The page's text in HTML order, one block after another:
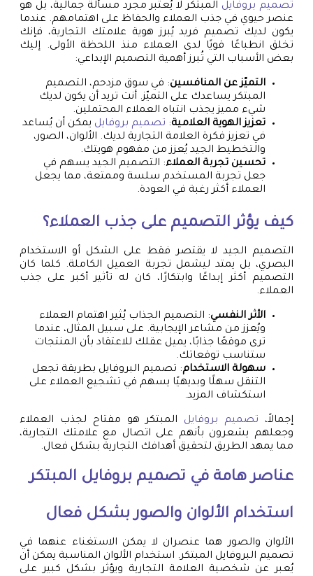
تصميم بروفايل المبتكر لا يُعتبر مجرد مسألة جمالية، بل هو
عنصر حيوي في جذب العملاء والحفاظ على اهتمامهم. عندما
يكون لديك تصميم فريد يُبرز هوية علامتك التجارية، فإنك
تخلق انطباعًا قويًا لدى العملاء منذ اللحظة الأولى. إليك
بعض الأسباب التي تُبرز أهمية التصميم الإبداعي:
التميّز عن المنافسين: في سوق مزدحم، التصميم
المبتكر يساعدك على التميّز. أنت تريد أن يكون لديك
شيء مميز يجذب انتباه العملاء المحتملين.
تعزيز الهوية العلامية: تصميم بروفايل يمكن أن يُساعد
في تعزيز فكرة العلامة التجارية لديك. الألوان، الصور،
والتخطيط الجيد يُعزز من مفهوم هويتك.
تحسين تجربة العملاء: التصميم الجيد يسهم في
جعل تجربة المستخدم سلسة وممتعة، مما يجعل
العملاء أكثر رغبة في العودة.
كيف يؤثر التصميم على جذب العملاء؟
التصميم الجيد لا يقتصر فقط على الشكل أو الاستخدام
البصري، بل يمتد ليشمل تجربة العميل الكاملة. كلما كان
التصميم أكثر إبداعًا وابتكارًا، كان له تأثير أكبر على جذب
العملاء.
الأثر النفسي: التصميم الجذاب يُثير اهتمام العملاء
ويُعزز من مشاعر الإيجابية. على سبيل المثال، عندما
ترى موقعًا جذابًا، يميل عقلك للاعتقاد بأن المنتجات
ستناسب توقعاتك.
سهولة الاستخدام: تصميم البروفايل بطريقة تجعل
التنقل سهلًا وبديهيًا يسهم في تشجيع العملاء على
استكشاف المزيد.
إجمالاً، تصميم بروفايل المبتكر هو مفتاح لجذب العملاء
وجعلهم يشعرون بأنهم على اتصال مع علامتك التجارية،
مما يمهد الطريق لتحقيق أهدافك التجارية بشكل فعال.
عناصر هامة في تصميم بروفايل المبتكر
استخدام الألوان والصور بشكل فعال
الألوان والصور هما عنصران لا يمكن الاستغناء عنهما في
تصميم البروفايل المبتكر. استخدام الألوان المناسبة يمكن أن
يُعبر عن شخصية العلامة التجارية ويؤثر بشكل كبير على